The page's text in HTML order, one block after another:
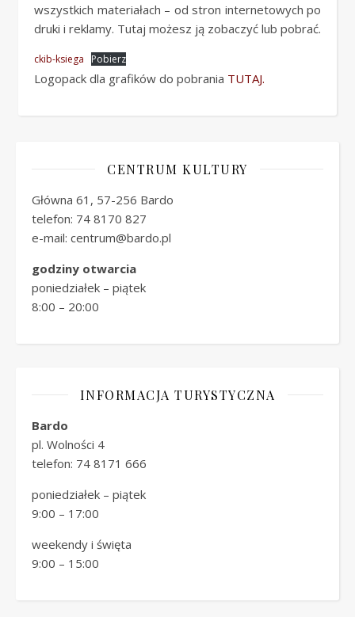
wszystkich materiałach – od stron internetowych po
druki i reklamy. Tutaj możesz ją zobaczyć lub pobrać.
ckib-ksiega Pobierz
Logopack dla grafików do pobrania TUTAJ.
CENTRUM KULTURY
Główna 61, 57-256 Bardo
telefon: 74 8170 827
e-mail: centrum@bardo.pl
godziny otwarcia
poniedziałek – piątek
8:00 – 20:00
INFORMACJA TURYSTYCZNA
Bardo
pl. Wolności 4
telefon: 74 8171 666
poniedziałek – piątek
9:00 – 17:00
weekendy i święta
9:00 – 15:00